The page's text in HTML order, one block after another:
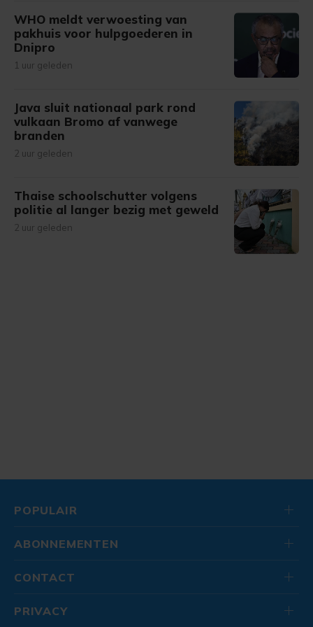
WHO meldt verwoesting van
pakhuis voor hulpgoederen in
Dnipro
1 uur geleden
Java sluit nationaal park rond
vulkaan Bromo af vanwege
branden
2 uur geleden
Thaise schoolschutter volgens
politie al langer bezig met geweld
2 uur geleden
POPULAIR
ABONNEMENTEN
CONTACT
PRIVACY